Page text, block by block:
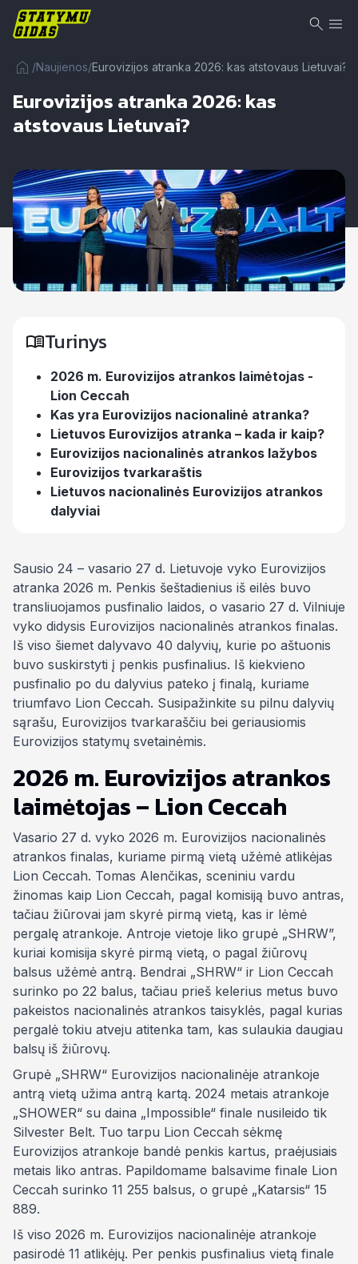
/Naujienos/Eurovizijos atranka 2026: kas atstovaus Lietuvai?
Eurovizijos atranka 2026: kas
atstovaus Lietuvai?
Turinys
2026 m. Eurovizijos atrankos laimėtojas -
Lion Ceccah
Kas yra Eurovizijos nacionalinė atranka?
Lietuvos Eurovizijos atranka – kada ir kaip?
Eurovizijos nacionalinės atrankos lažybos
Eurovizijos tvarkaraštis
Lietuvos nacionalinės Eurovizijos atrankos
dalyviai
Sausio 24 – vasario 27 d. Lietuvoje vyko Eurovizijos
atranka 2026 m. Penkis šeštadienius iš eilės buvo
transliuojamos pusfinalio laidos, o vasario 27 d. Vilniuje
vyko didysis Eurovizijos nacionalinės atrankos finalas.
Iš viso šiemet dalyvavo 40 dalyvių, kurie po aštuonis
buvo suskirstyti į penkis pusfinalius. Iš kiekvieno
pusfinalio po du dalyvius pateko į finalą, kuriame
triumfavo Lion Ceccah. Susipažinkite su pilnu dalyvių
sąrašu, Eurovizijos tvarkaraščiu bei geriausiomis
Eurovizijos statymų svetainėmis.
2026 m. Eurovizijos atrankos
laimėtojas – Lion Ceccah
Vasario 27 d. vyko 2026 m. Eurovizijos nacionalinės
atrankos finalas, kuriame pirmą vietą užėmė atlikėjas
Lion Ceccah. Tomas Alenčikas, sceniniu vardu
žinomas kaip Lion Ceccah, pagal komisiją buvo antras,
tačiau žiūrovai jam skyrė pirmą vietą, kas ir lėmė
pergalę atrankoje. Antroje vietoje liko grupė „SHRW”,
kuriai komisija skyrė pirmą vietą, o pagal žiūrovų
balsus užėmė antrą. Bendrai „SHRW“ ir Lion Ceccah
surinko po 22 balus, tačiau prieš kelerius metus buvo
pakeistos nacionalinės atrankos taisyklės, pagal kurias
pergalė tokiu atveju atitenka tam, kas sulaukia daugiau
balsų iš žiūrovų.
Grupė „SHRW“ Eurovizijos nacionalinėje atrankoje
antrą vietą užima antrą kartą. 2024 metais atrankoje
„SHOWER“ su daina „Impossible“ finale nusileido tik
Silvester Belt. Tuo tarpu Lion Ceccah sėkmę
Eurovizijos atrankoje bandė penkis kartus, praėjusiais
metais liko antras. Papildomame balsavime finale Lion
Ceccah surinko 11 255 balsus, o grupė „Katarsis“ 15
889.
Iš viso 2026 m. Eurovizijos nacionalinėje atrankoje
pasirodė 11 atlikėjų. Per penkis pusfinalius vietą finale